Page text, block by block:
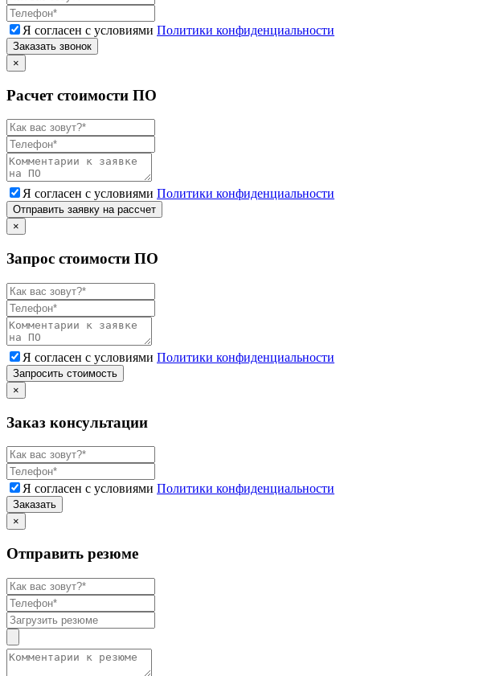
Я согласен с условиями Политики конфиденциальности
Заказать звонок
×
Расчет стоимости ПО
Я согласен с условиями Политики конфиденциальности
Отправить заявку на рассчет
×
Запрос стоимости ПО
Я согласен с условиями Политики конфиденциальности
Запросить стоимость
×
Заказ консультации
Я согласен с условиями Политики конфиденциальности
Заказать
×
Отправить резюме